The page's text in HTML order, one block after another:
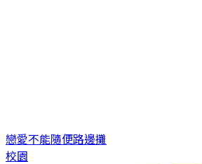
戀愛不能隨便路邊攤
校園